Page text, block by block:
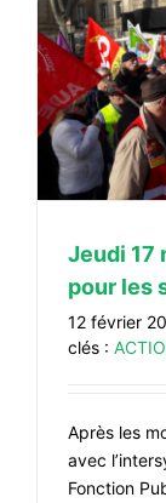
Jeudi 17
pour les
12 février
clés :
Après les
avec
Fonction